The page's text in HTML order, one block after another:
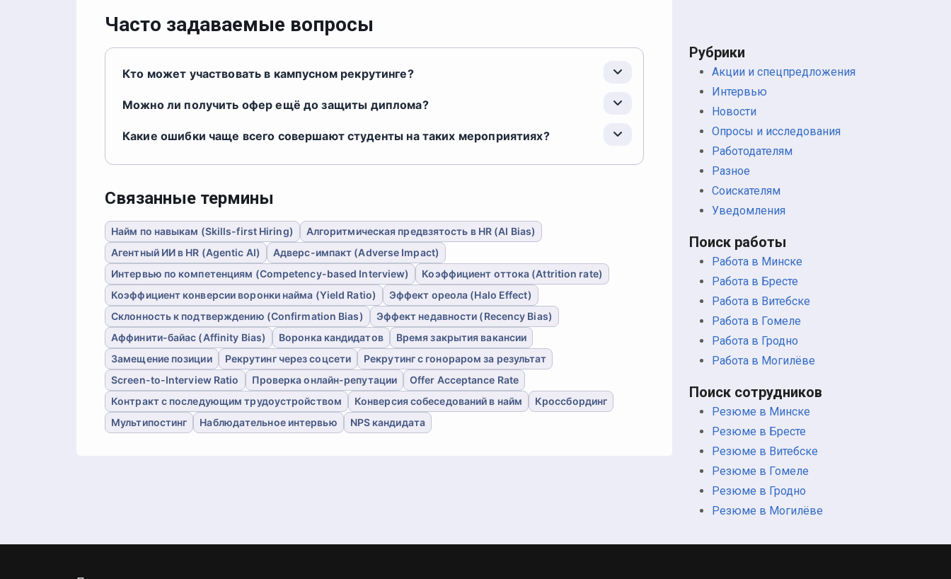
Часто задаваемые вопросы
Кто может участвовать в кампусном рекрутинге?
Можно ли получить офер ещё до защиты диплома?
Какие ошибки чаще всего совершают студенты на таких мероприятиях?
Связанные термины
Найм по навыкам (Skills-first Hiring)
Алгоритмическая предвзятость в HR (AI Bias)
Агентный ИИ в HR (Agentic AI)
Адверс-импакт (Adverse Impact)
Интервью по компетенциям (Competency-based Interview)
Коэффициент оттока (Attrition rate)
Коэффициент конверсии воронки найма (Yield Ratio)
Эффект ореола (Halo Effect)
Склонность к подтверждению (Confirmation Bias)
Эффект недавности (Recency Bias)
Аффинити-байас (Affinity Bias)
Воронка кандидатов
Время закрытия вакансии
Замещение позиции
Рекрутинг через соцсети
Рекрутинг с гонораром за результат
Screen-to-Interview Ratio
Проверка онлайн-репутации
Offer Acceptance Rate
Контракт с последующим трудоустройством
Конверсия собеседований в найм
Кроссбординг
Мультипостинг
Наблюдательное интервью NPS кандидата
Рубрики
Акции и спецпредложения
Интервью
Новости
Опросы и исследования
Работодателям
Разное
Соискателям
Уведомления
Поиск работы
Работа в Минске
Работа в Бресте
Работа в Витебске
Работа в Гомеле
Работа в Гродно
Работа в Могилёве
Поиск сотрудников
Резюме в Минске
Резюме в Бресте
Резюме в Витебске
Резюме в Гомеле
Резюме в Гродно
Резюме в Могилёве